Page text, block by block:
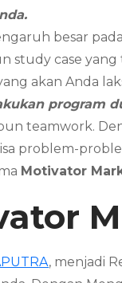
besar
case yang
akan Anda
program
teamwork.
problem-
Motivator
, menjadi